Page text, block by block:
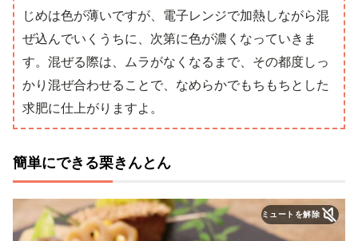
じめは色が薄いですが、電子レンジで加熱しながら混
ぜ込んでいくうちに、次第に色が濃くなっていきま
す。混ぜる際は、ムラがなくなるまで、その都度しっ
かり混ぜ合わせることで、なめらかでもちもちとした
求肥に仕上がりますよ。
簡単にできる栗きんとん
ミュートを解除